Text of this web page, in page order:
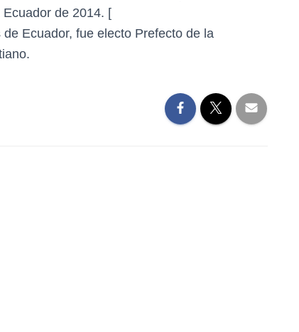
de 2014. [
Ecuador, fue electo Prefecto de la